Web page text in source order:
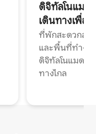
ดิจิทัลโนแมด
เดินทางเพื่อ
ที่พักสะดวกสบ
และพื้นที่ทำงา
ดิจิทัลโนแมดแ
ทางไกล